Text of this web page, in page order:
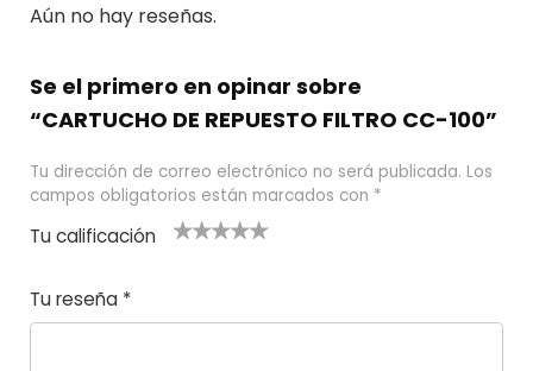
Aún no hay reseñas.
Se el primero en opinar sobre
“CARTUCHO DE REPUESTO FILTRO CC-100”
Tu dirección de correo electrónico no será publicada. Los
campos obligatorios están marcados con *
Tu calificación
e
5
las
s
Tu reseña *